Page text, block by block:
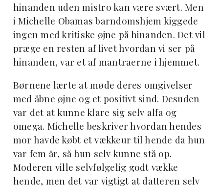
hinanden uden mistro kan være svært. Men
i Michelle Obamas barndomshjem kiggede
ingen med kritiske øjne på hinanden. Det vil
præge en resten af livet hvordan vi ser på
hinanden, var et af mantraerne i hjemmet.
Børnene lærte at møde deres omgivelser
med åbne øjne og et positivt sind. Desuden
var det at kunne klare sig selv alfa og
omega. Michelle beskriver hvordan hendes
mor havde købt et vækkeur til hende da hun
var fem år, så hun selv kunne stå op.
Moderen ville selvfølgelig godt vække
hende, men det var vigtigt at datteren selv